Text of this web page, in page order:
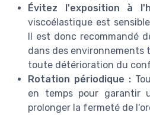
Évitez l'exposition à
viscoélastique est
Il est donc recommandé
dans des environnements
toute détérioration du
Rotation périodique :
en temps pour garantir
prolonger la fermeté de